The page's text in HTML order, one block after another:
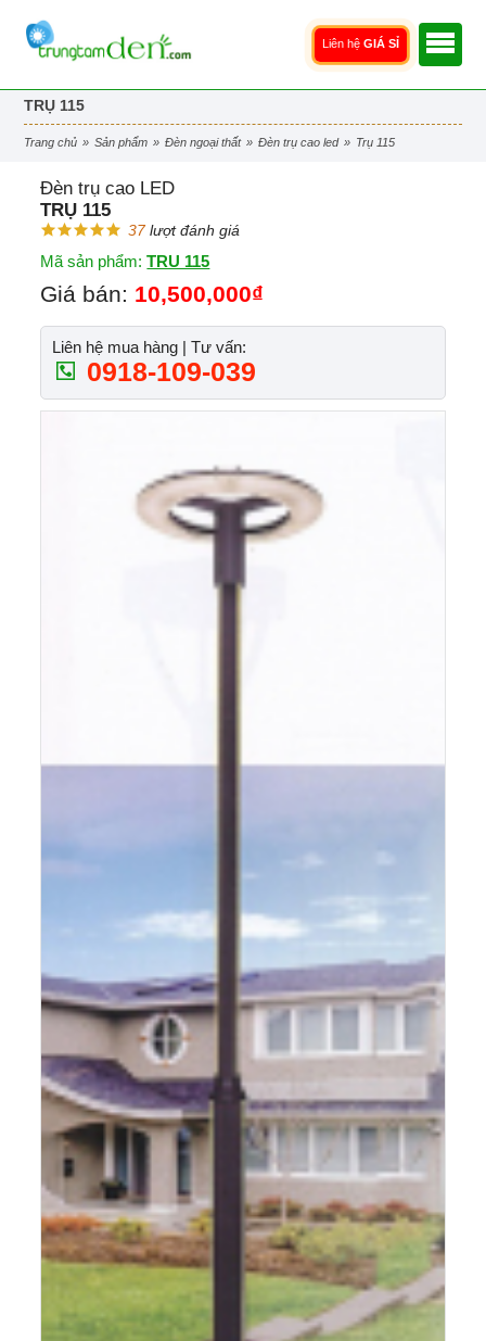
Liên hệ GIÁ SỈ
TRỤ 115
trang chủ » sản phẩm » đèn ngoại thất » đèn trụ cao led » trụ 115
Đèn trụ cao LED
TRỤ 115
37lượt đánh giá
Mã sản phẩm:TRU 115
Giá bán: 10,500,000₫
Liên hệ mua hàng | Tư vấn:
0918-109-039